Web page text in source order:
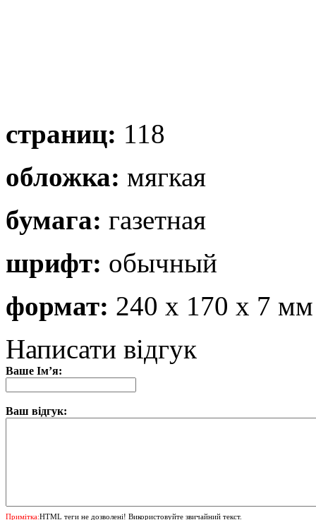
страниц: 118
обложка: мягкая
бумага: газетная
шрифт: обычный
формат: 240 х 170 х 7 мм
Написати відгук
Ваше Ім’я:
Ваш відгук:
Примітка:HTML теги не дозволені! Використовуйте звичайний текст.